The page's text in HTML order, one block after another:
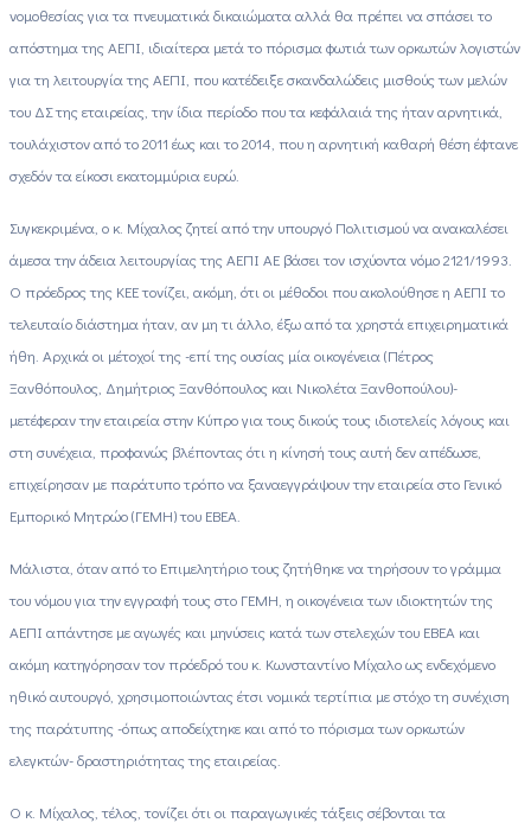
νομοθεσίας για τα πνευματικά δικαιώματα αλλά θα πρέπει να σπάσει το
απόστημα της ΑΕΠΙ, ιδιαίτερα μετά το πόρισμα φωτιά των ορκωτών λογιστών
για τη λειτουργία της ΑΕΠΙ, που κατέδειξε σκανδαλώδεις μισθούς των μελών
του ΔΣ της εταιρείας, την ίδια περίοδο που τα κεφάλαιά της ήταν αρνητικά,
τουλάχιστον από το 2011 έως και το 2014, που η αρνητική καθαρή θέση έφτανε
σχεδόν τα είκοσι εκατομμύρια ευρώ.
Συγκεκριμένα, ο κ. Μίχαλος ζητεί από την υπουργό Πολιτισμού να ανακαλέσει
άμεσα την άδεια λειτουργίας της ΑΕΠΙ ΑΕ βάσει τον ισχύοντα νόμο 2121/1993.
Ο πρόεδρος της ΚΕΕ τονίζει, ακόμη, ότι οι μέθοδοι που ακολούθησε η ΑΕΠΙ το
τελευταίο διάστημα ήταν, αν μη τι άλλο, έξω από τα χρηστά επιχειρηματικά
ήθη. Αρχικά οι μέτοχοί της -επί της ουσίας μία οικογένεια (Πέτρος
Ξανθόπουλος, Δημήτριος Ξανθόπουλος και Νικολέτα Ξανθοπούλου)-
μετέφεραν την εταιρεία στην Κύπρο για τους δικούς τους ιδιοτελείς λόγους και
στη συνέχεια, προφανώς βλέποντας ότι η κίνησή τους αυτή δεν απέδωσε,
επιχείρησαν με παράτυπο τρόπο να ξαναεγγράψουν την εταιρεία στο Γενικό
Εμπορικό Μητρώο (ΓΕΜΗ) του ΕΒΕΑ.
Μάλιστα, όταν από το Επιμελητήριο τους ζητήθηκε να τηρήσουν το γράμμα
του νόμου για την εγγραφή τους στο ΓΕΜΗ, η οικογένεια των ιδιοκτητών της
ΑΕΠΙ απάντησε με αγωγές και μηνύσεις κατά των στελεχών του ΕΒΕΑ και
ακόμη κατηγόρησαν τον πρόεδρό του κ. Κωνσταντίνο Μίχαλο ως ενδεχόμενο
ηθικό αυτουργό, χρησιμοποιώντας έτσι νομικά τερτίπια με στόχο τη συνέχιση
της παράτυπης -όπως αποδείχτηκε και από το πόρισμα των ορκωτών
ελεγκτών- δραστηριότητας της εταιρείας.
Ο κ. Μίχαλος, τέλος, τονίζει ότι οι παραγωγικές τάξεις σέβονται τα